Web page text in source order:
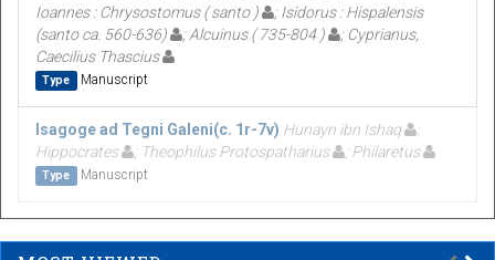
Ioannes : Chrysostomus ( santo )
; Isidorus : Hispalensis
(santo ca. 560-636)
; Alcuinus ( 735-804 )
; Cyprianus,
Caecilius Thascius
Type Manuscript
Isagoge ad Tegni Galeni(c. 1r-7v) Hunayn ibn Ishaq
Hippocrates
; Theophilus Protospatharius ; Philaretus
Type Manuscript